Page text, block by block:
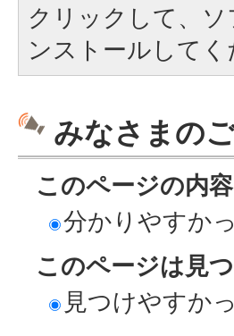
クリックして、
ンストールしてく
みなさまの
このページの内
分かりやすか
このページは見
見つけやすか